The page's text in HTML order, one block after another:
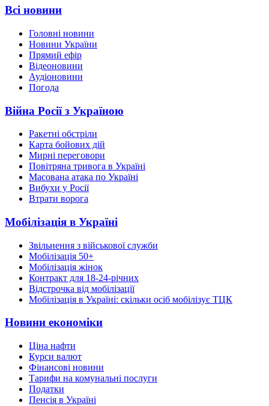
Всі новини
Головні новини
Новини України
Прямий ефір
Відеоновини
Аудіоновини
Погода
Війна Росії з Україною
Ракетні обстріли
Карта бойових дій
Мирні переговори
Повітряна тривога в Україні
Масована атака по Україні
Вибухи у Росії
Втрати ворога
Мобілізація в Україні
Звільнення з військової служби
Мобілізація 50+
Мобілізація жінок
Контракт для 18-24-річних
Відстрочка від мобілізації
Мобілізація в Україні: скільки осіб мобілізує ТЦК
Новини економіки
Ціна нафти
Курси валют
Фінансові новини
Тарифи на комунальні послуги
Податки
Пенсія в Україні